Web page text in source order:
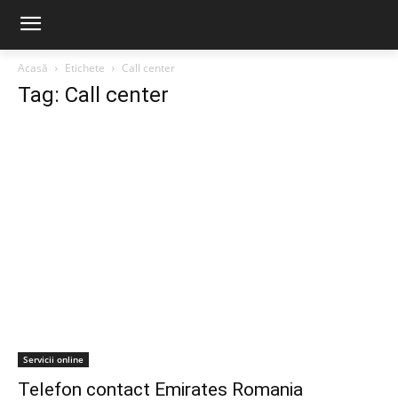
Acasă Etichete Call center
Tag: Call center
Servicii online
Telefon contact Emirates Romania